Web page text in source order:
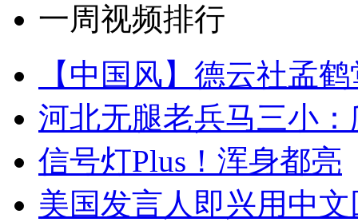
一周视频排行
【中国风】德云社孟
河北无腿老兵马三小
信号灯Plus！浑身都亮
美国发言人即兴用中